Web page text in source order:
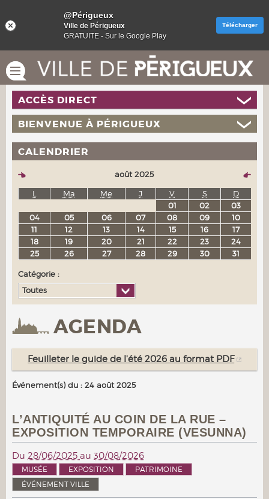
AGENDA
Feuilleter le guide de l'été 2026 au format PDF
Événement(s) du : 24 août 2025
L’ANTIQUITÉ AU COIN DE LA RUE –
EXPOSITION TEMPORAIRE (VESUNNA)
Du 28/06/2025 au 30/08/2026
MUSÉE EXPOSITION
PATRIMOINE
ÉVÉNEMENT VILLE
ACCÈS DIRECT
BIENVENUE À PÉRIGUEUX
CALENDRIER
août 2025
L
Ma Me J V S
D
01
02
03
04
05 06 07 08 09
10
11
12 13 14 15 16
17
18
19 20 21 22 23
24
25
26 27 28 29 30 31
Catégorie :
Toutes
@Périgueux
Ville de Périgueux
GRATUITE - Sur le Google Play
Télécharger